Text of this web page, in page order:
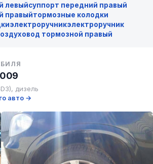
левыйсуппорт передний правый
правыйтормозные колодки
электроручникэлектроручник
тормозной правый
дизель
авто →